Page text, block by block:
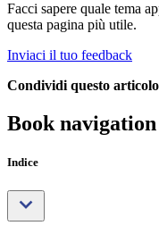
Facci sapere quale tema
questa pagina più utile.
Inviaci il tuo feedback
Condividi questo
Book navigation
Indice